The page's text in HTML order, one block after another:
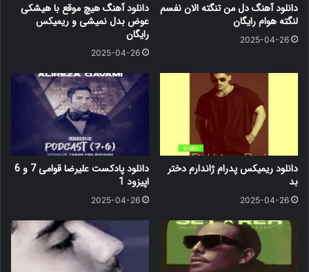
دانلود آهنگ دل من تنگته الان نفسم
لنگته هوام رایگان
2025-04-26
دانلود آهنگ هیچ موقع با هیشکی
عوض بدل نمیشی و ریمیکس
رایگان
2025-04-26
دانلود ریمیکس پدرام ژاندارم دختر
بد
2025-04-26
دانلود پادکست علیرضا قوامی 7 و 6
اپیزود 1
2025-04-26